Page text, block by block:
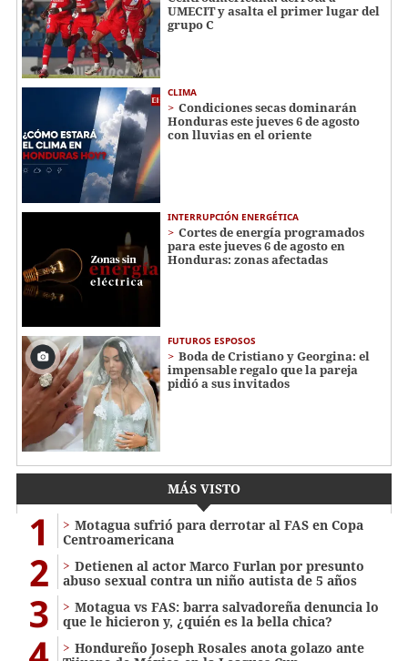
UMECIT y asalta el primer lugar del
grupo C
CLIMA
Condiciones secas dominarán
Honduras este jueves 6 de agosto
con lluvias en el oriente
INTERRUPCIÓN ENERGÉTICA
Cortes de energía programados
para este jueves 6 de agosto en
Honduras: zonas afectadas
FUTUROS ESPOSOS
Boda de Cristiano y Georgina: el
impensable regalo que la pareja
pidió a sus invitados
MÁS VISTO
1
Motagua sufrió para derrotar al FAS en Copa
Centroamericana
2
Detienen al actor Marco Furlan por presunto
abuso sexual contra un niño autista de 5 años
3
Motagua vs FAS: barra salvadoreña denuncia lo
que le hicieron y, ¿quién es la bella chica?
Hondureño Joseph Rosales anota golazo ante